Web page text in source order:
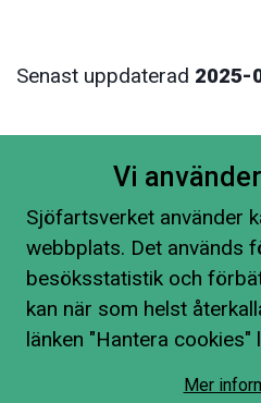
Senast uppdaterad 2025-
Vi
Sjöfartsverket använder
webbplats. Det används
besöksstatistik och
kan när som helst
länken "Hantera cookies"
Mer